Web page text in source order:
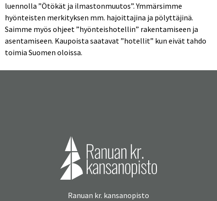
luennolla ”Ötökät ja ilmastonmuutos”. Ymmärsimme
hyönteisten merkityksen mm. hajoittajina ja pölyttäjinä.
Saimme myös ohjeet ”hyönteishotellin” rakentamiseen ja
asentamiseen. Kaupoista saatavat ”hotellit” kun eivät tahdo
toimia Suomen oloissa.
Ranuan kr. kansanopisto